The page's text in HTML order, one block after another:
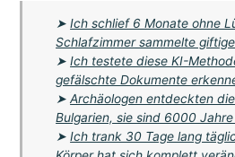
➤Ich schlief 6 Monate ohne
Schlafzimmer sammelte
➤Ich testete diese KI-
gefälschte Dokumente
➤Archäologen entdeckten
Bulgarien, sie sind 6000
➤Ich trank 30 Tage lang